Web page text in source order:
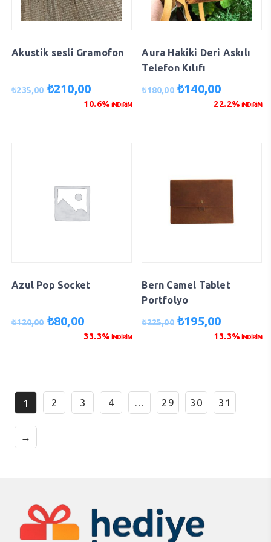
Akustik sesli Gramofon
₺235,00 Orijinal
₺210,00Şu
andaki
10.6% İNDİRİM
Aura Hakiki Deri Askılı
Telefon Kılıfı
₺180,00 Orijinal
₺140,00Şu
andaki
22.2% İNDİRİM
Azul Pop Socket
₺120,00 Orijinal
₺80,00Şu
andaki
33.3% İNDİRİM
Bern Camel Tablet
Portfolyo
₺225,00 Orijinal
₺195,00Şu
andaki
13.3% İNDİRİM
1 2 3 4 … 29 30 31
→